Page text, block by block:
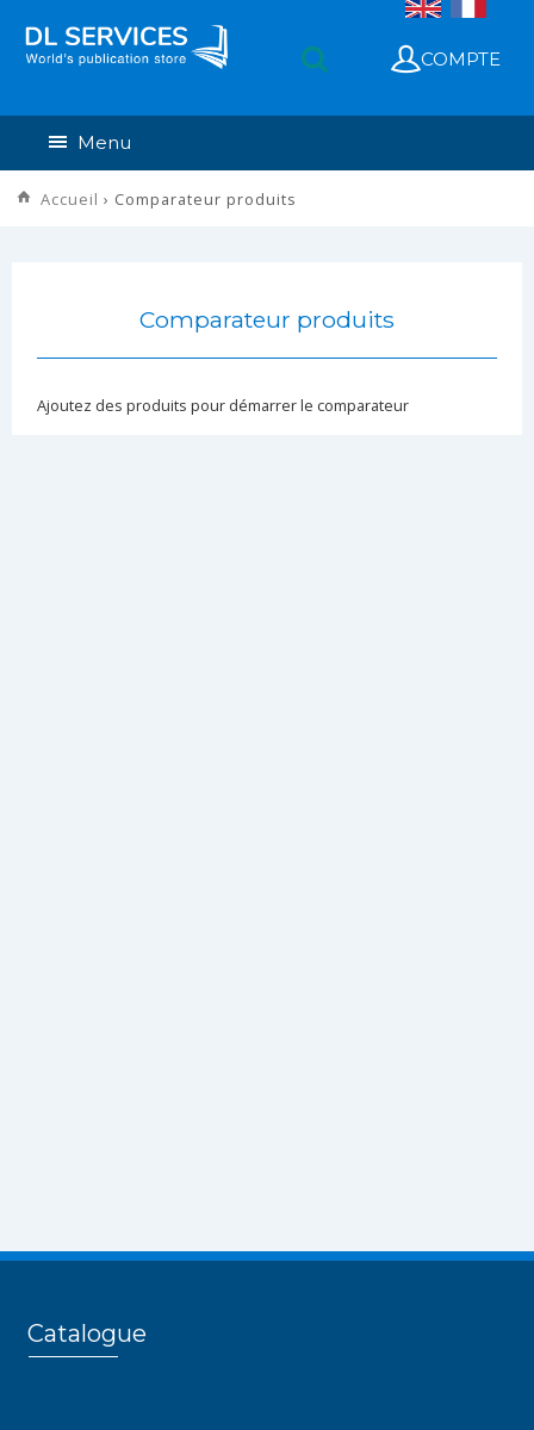
COMPTE
Menu
Accueil › Comparateur produits
Comparateur produits
Ajoutez des produits pour démarrer le comparateur
Catalogue